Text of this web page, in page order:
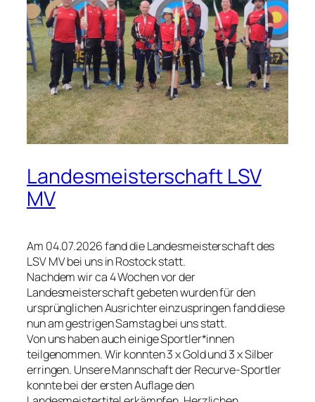
Landesmeisterschaft LSV
MV
Am 04.07.2026 fand die Landesmeisterschaft des
LSV MV bei uns in Rostock statt.
Nachdem wir ca 4 Wochen vor der
Landesmeisterschaft gebeten wurden für den
ursprünglichen Ausrichter einzuspringen fand diese
nun am gestrigen Samstag bei uns statt.
Von uns haben auch einige Sportler*innen
teilgenommen. Wir konnten 3 x Gold und 3 x Silber
erringen. Unsere Mannschaft der Recurve-Sportler
konnte bei der ersten Auflage den